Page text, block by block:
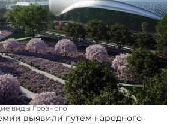
виды Грозного
выявили путем народного